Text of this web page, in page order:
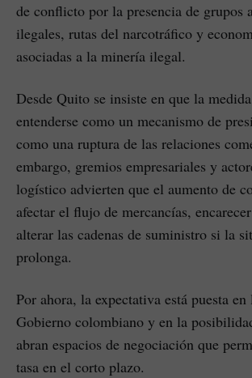
de conflicto por la presencia de grupos
ilegales, rutas del narcotráfico y
asociadas a la minería ilegal.
Desde Quito se insiste en que la
entenderse como un mecanismo de
como una ruptura de las relaciones
embargo, gremios empresariales y
logístico advierten que el aumento de
afectar el flujo de mercancías,
alterar las cadenas de suministro si la
prolonga.
Por ahora, la expectativa está puesta
Gobierno colombiano y en la
abran espacios de negociación que
tasa en el corto plazo.